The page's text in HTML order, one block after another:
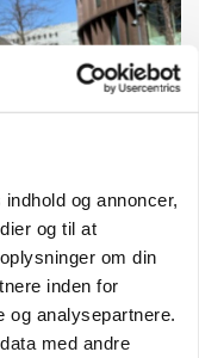
og annoncer,
og til at
om din
inden for
og analysepartnere.
med andre